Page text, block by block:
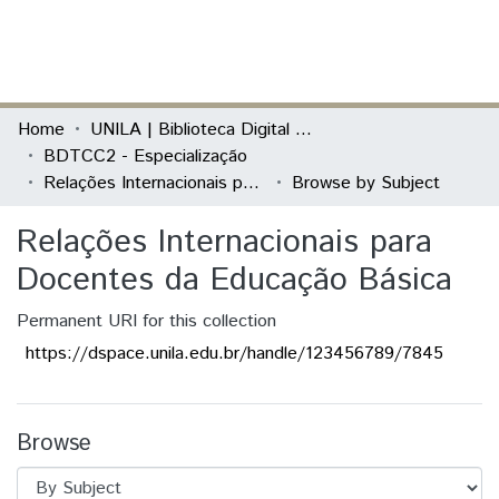
Communities & Collections
All of DSpace
Home
UNILA | Biblioteca Digital de Trabalhos de Conclusão de Curso
BDTCC2 - Especialização
Relações Internacionais para Docentes da Educação Básica
Browse by Subject
Relações Internacionais para
Docentes da Educação Básica
Permanent URI for this collection
https://dspace.unila.edu.br/handle/123456789/7845
Browse